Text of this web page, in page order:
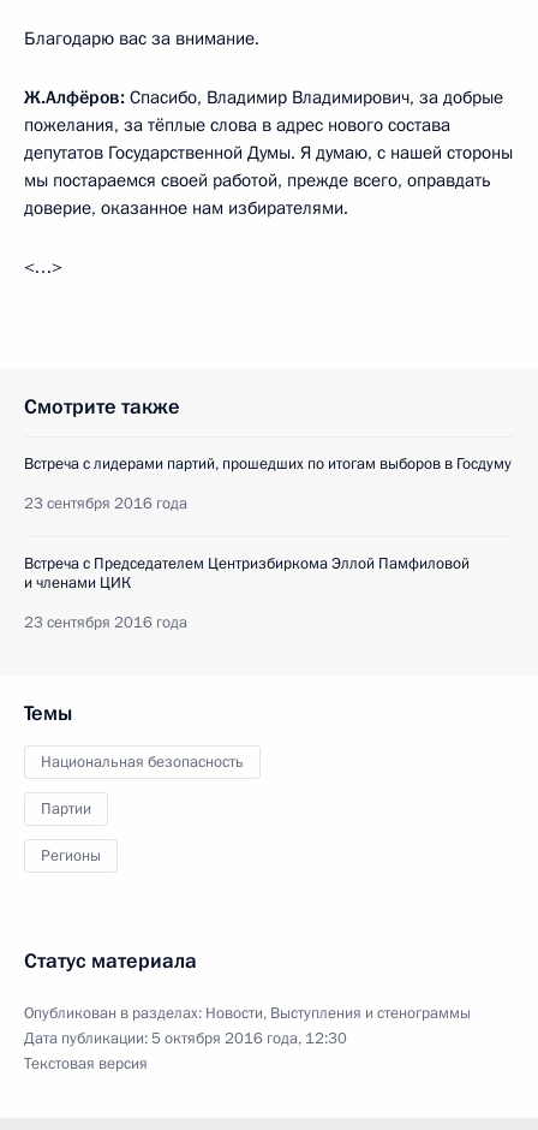
Благодарю вас за внимание.
Ж.Алфёров: Спасибо, Владимир Владимирович, за добрые
пожелания, за тёплые слова в адрес нового состава
депутатов Государственной Думы. Я думаю, с нашей стороны
мы постараемся своей работой, прежде всего, оправдать
доверие, оказанное нам избирателями.
<…>
Смотрите также
Встреча с лидерами партий, прошедших по итогам выборов в Госдуму
23 сентября 2016 года
Встреча с Председателем Центризбиркома Эллой Памфиловой
и членами ЦИК
23 сентября 2016 года
Темы
Национальная безопасность
Партии
Регионы
Статус материала
Опубликован в разделах: Новости, Выступления и стенограммы
Дата публикации:5 октября 2016 года, 12:30
Текстовая версия